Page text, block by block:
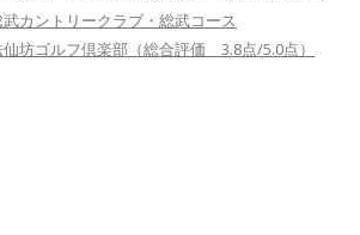
カントリークラブ・総武コース
坊ゴルフ倶楽部（総合評価 3.8点/5.0点）